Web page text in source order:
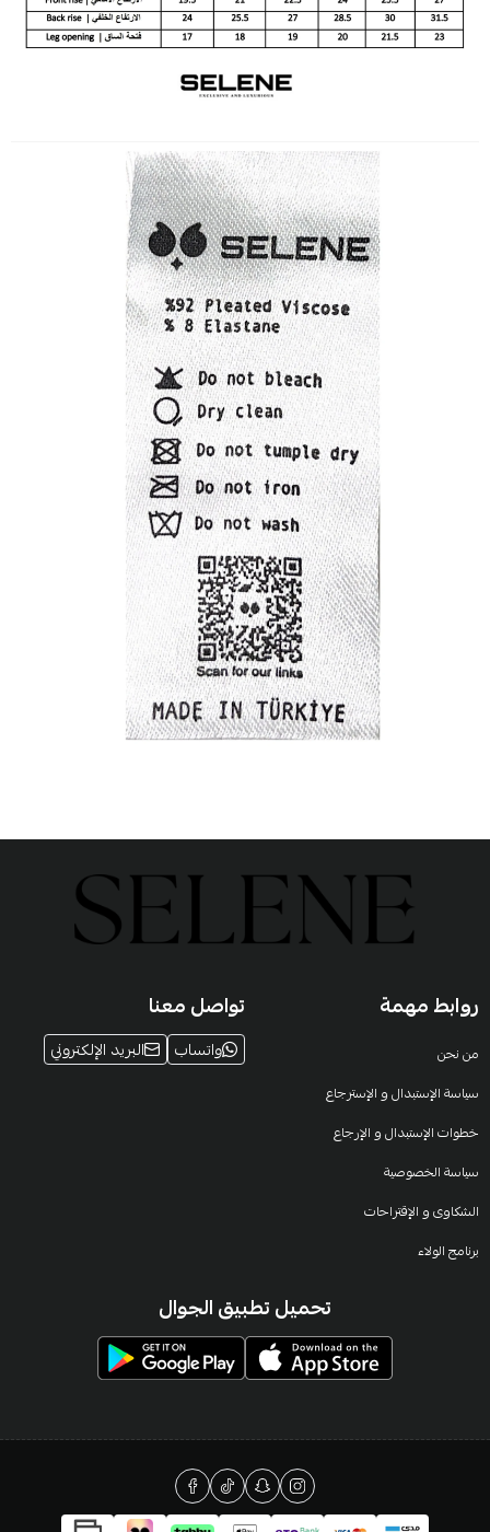
روابط مهمة
من نحن
سياسة الإستبدال و الإسترجاع
خطوات الإستبدال و الإرجاع
سياسة الخصوصية
الشكاوى و الإقتراحات
برنامج الولاء
تواصل معنا
واتساب البريد الإلكتروني
تحميل تطبيق الجوال